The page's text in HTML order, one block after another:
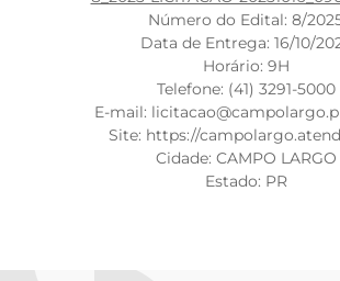
Número do Edital: 8/
Data de Entrega: 16/10/
Horário: 9H
Telefone: (41) 3291-5000
E-mail:
Site: https://
Cidade: CAMPO LARGO
Estado: PR